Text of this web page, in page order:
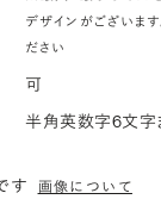
デザインがございま
ださい
可
半角英数字6文字
す 画像について